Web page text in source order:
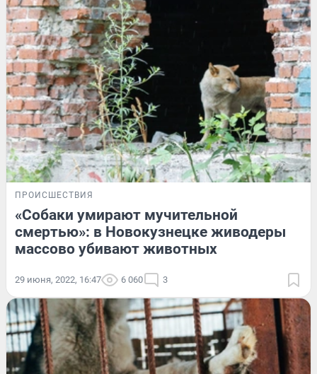
ПРОИСШЕСТВИЯ
«Собаки умирают мучительной
смертью»: в Новокузнецке живодеры
массово убивают животных
29 июня, 2022, 16:47 6 060 3